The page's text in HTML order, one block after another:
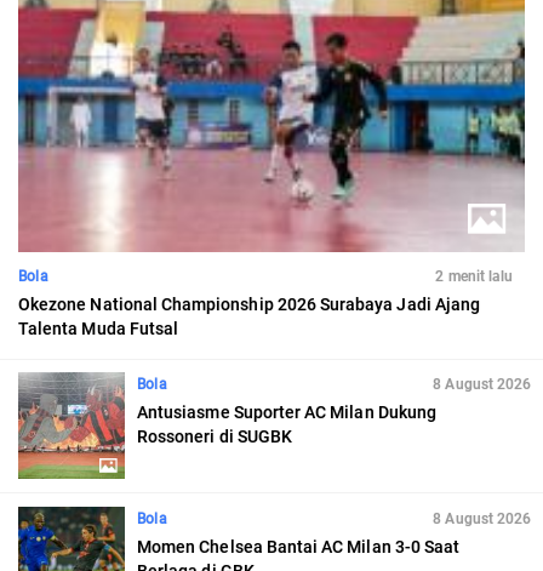
Bola 2 menit lalu
Okezone National Championship 2026 Surabaya Jadi Ajang
Talenta Muda Futsal
Bola 8 August 2026
Antusiasme Suporter AC Milan Dukung
Rossoneri di SUGBK
Bola 8 August 2026
Momen Chelsea Bantai AC Milan 3-0 Saat